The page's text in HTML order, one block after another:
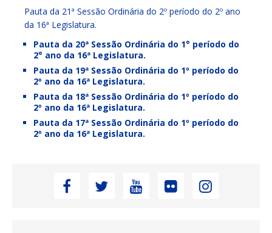
Pauta da 21ª Sessão Ordinária do 2º período do 2º ano
da 16ª Legislatura.
Pauta da 20ª Sessão Ordinária do 1° período do
2° ano da 16ª Legislatura.
Pauta da 19ª Sessão Ordinária do 1º período do
2º ano da 16ª Legislatura.
Pauta da 18ª Sessão Ordinária do 1º período do
2º ano da 16ª Legislatura.
Pauta da 17ª Sessão Ordinária do 1º período do
2º ano da 16ª Legislatura.